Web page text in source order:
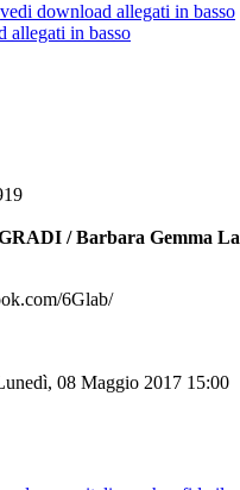
vedi download allegati in basso
allegati in basso
/ Barbara Gemma
6Glab/
08 Maggio 2017 15:00